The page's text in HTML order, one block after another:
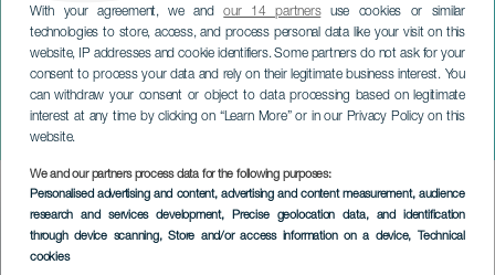
With your agreement, we andour 14 partnersuse cookies or similar
technologies to store, access, and process personal data like your visit on this
website, IP addresses and cookie identifiers. Some partners do not ask for your
consent to process your data and rely on their legitimate business interest. You
can withdraw your consent or object to data processing based on legitimate
interest at any time by clicking on “Learn More” or in our Privacy Policy on this
website.
We and our partners process data for the following purposes:
Personalised advertising and content, advertising and content measurement, audience
research and services development, Precise geolocation data, and identification
through device scanning, Store and/or access information on a device, Technical
cookies
Baile de las libreas de
Buenavista
TENERIFFA
Imagen
Listado